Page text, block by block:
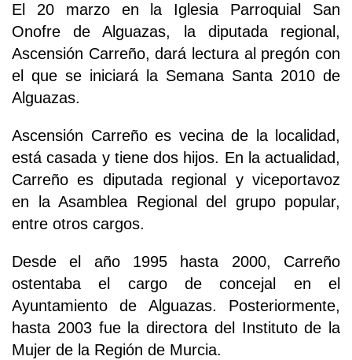
El 20 marzo en la Iglesia Parroquial San
Onofre de Alguazas, la diputada regional,
Ascensión Carreño, dará lectura al pregón con
el que se iniciará la Semana Santa 2010 de
Alguazas.
Ascensión Carreño es vecina de la localidad,
está casada y tiene dos hijos. En la actualidad,
Carreño es diputada regional y viceportavoz
en la Asamblea Regional del grupo popular,
entre otros cargos.
Desde el año 1995 hasta 2000, Carreño
ostentaba el cargo de concejal en el
Ayuntamiento de Alguazas. Posteriormente,
hasta 2003 fue la directora del Instituto de la
Mujer de la Región de Murcia.